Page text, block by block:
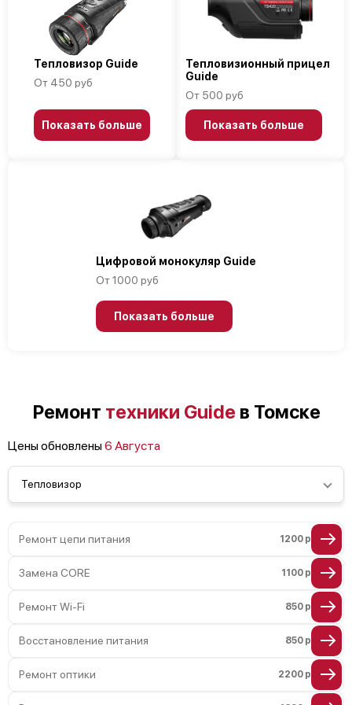
Тепловизор Guide
От 450 руб
Показать больше
Тепловизионный прицел
Guide
От 500 руб
Показать больше
Цифровой монокуляр Guide
От 1000 руб
Показать больше
Ремонт техники Guide в Томске
Цены обновлены6 Августа
Тепловизор
Ремонт цепи питания 1200 р
Замена CORE 1100 р
Ремонт Wi-Fi 850 р
Восстановление питания 850 р
Ремонт оптики 2200 р